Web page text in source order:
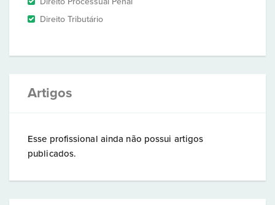
Direito Tributário
Artigos
Esse profissional ainda não possui artigos
publicados.